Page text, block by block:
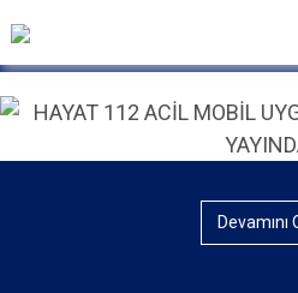
İl Emniyet
Devamını